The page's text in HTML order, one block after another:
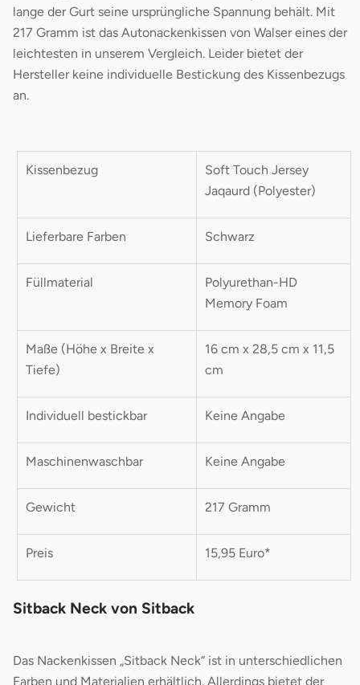
lange der Gurt seine ursprüngliche Spannung behält. Mit
217 Gramm ist das Autonackenkissen von Walser eines der
leichtesten in unserem Vergleich. Leider bietet der
Hersteller keine individuelle Bestickung des Kissenbezugs
an.
Kissenbezug
Soft Touch Jersey
Jaqaurd (Polyester)
Lieferbare Farben Schwarz
Füllmaterial
Polyurethan-HD
Memory Foam
Maße (Höhe x Breite x
Tiefe)
16 cm x 28,5 cm x 11,5
cm
Individuell bestickbar Keine Angabe
Maschinenwaschbar Keine Angabe
Gewicht 217 Gramm
Preis 15,95 Euro*
Sitback Neck von Sitback
Das Nackenkissen „Sitback Neck“ ist in unterschiedlichen
Farben und Materialien erhältlich. Allerdings bietet der